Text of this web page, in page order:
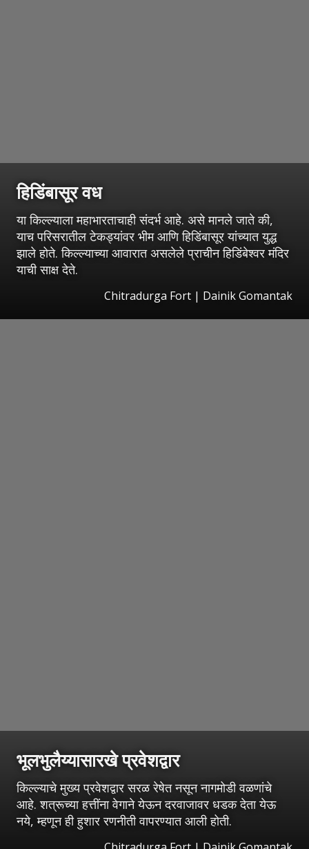
हिडिंबासूर वध
या किल्ल्याला महाभारताचाही संदर्भ आहे. असे मानले जाते की,
याच परिसरातील टेकड्यांवर भीम आणि हिडिंबासूर यांच्यात युद्ध
झाले होते. किल्ल्याच्या आवारात असलेले प्राचीन हिडिंबेश्वर मंदिर
याची साक्ष देते.
Chitradurga Fort | Dainik Gomantak
भूलभुलैय्यासारखे प्रवेशद्वार
किल्ल्याचे मुख्य प्रवेशद्वार सरळ रेषेत नसून नागमोडी वळणांचे
आहे. शत्रूच्या हत्तींना वेगाने येऊन दरवाजावर धडक देता येऊ
नये, म्हणून ही हुशार रणनीती वापरण्यात आली होती.